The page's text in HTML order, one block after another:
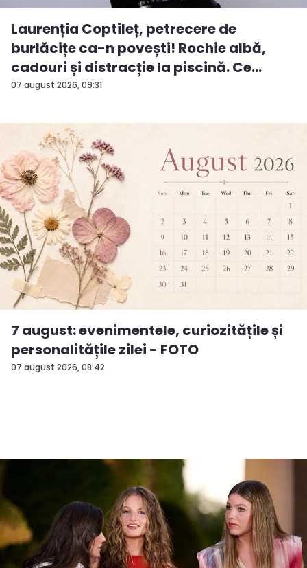
07 august 2026, 09:31
Laurenția Coptileț, petrecere de
burlăcițe ca-n povești! Rochie albă,
cadouri și distracție la piscină. Ce
surp...
07 august 2026, 08:42
7 august: evenimentele, curiozitățile și
personalitățile zilei - FOTO